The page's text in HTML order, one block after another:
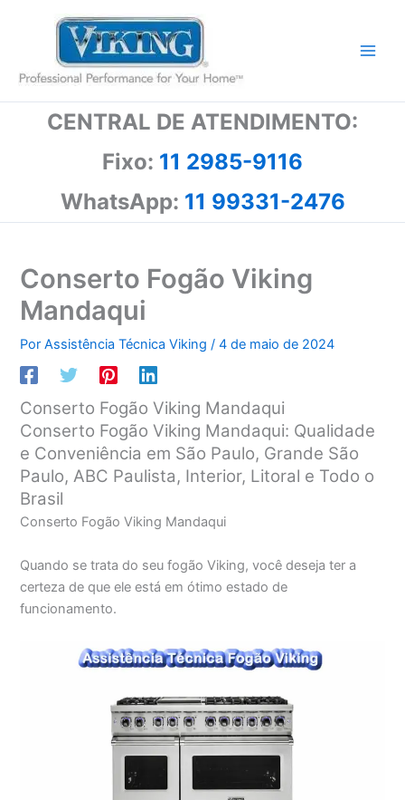
conteúdo
CENTRAL DE ATENDIMENTO:
Fixo: 11 2985-9116
WhatsApp: 11 99331-2476
Conserto Fogão Viking
Mandaqui
PorAssistência Técnica Viking/4 de maio de 2024
Conserto Fogão Viking Mandaqui
Conserto Fogão Viking Mandaqui: Qualidade
e Conveniência em São Paulo, Grande São
Paulo, ABC Paulista, Interior, Litoral e Todo o
Brasil
Conserto Fogão Viking Mandaqui
Quando se trata do seu fogão Viking, você deseja ter a
certeza de que ele está em ótimo estado de
funcionamento.